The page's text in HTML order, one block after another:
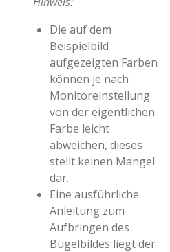
Die auf dem
Beispielbild
aufgezeigten Farben
können je nach
Monitoreinstellung
von der eigentlichen
Farbe leicht
abweichen, dieses
stellt keinen Mangel
dar.
Eine ausführliche
Anleitung zum
Aufbringen des
Bügelbildes liegt der